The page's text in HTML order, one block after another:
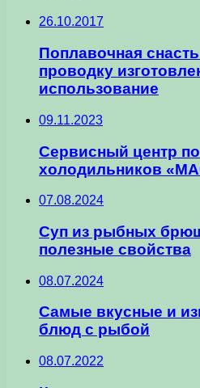
26.10.2017
Поплавочная
проводку
использование
09.11.2023
Сервисный центр
холодильников
07.08.2024
Суп из рыбных
полезные свойства
08.07.2024
Самые вкусные и
блюд с рыбой
08.07.2022